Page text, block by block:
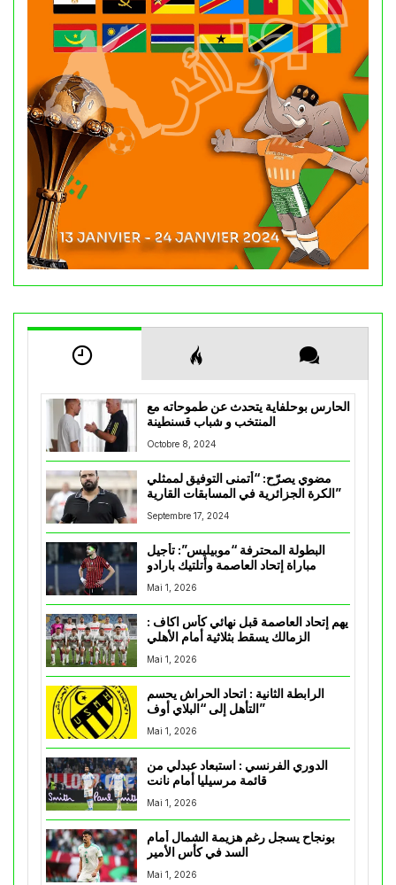
الحارس بوحلفاية يتحدث عن طموحاته مع
المنتخب و شباب قسنطينة
Octobre 8, 2024
مضوي يصرّح: “أتمنى التوفيق لممثلي
الكرة الجزائرية في المسابقات القارية”
Septembre 17, 2024
البطولة المحترفة “موبيليس”: تأجيل
مباراة إتحاد العاصمة وأتلتيك بارادو
Mai 1, 2026
يهم إتحاد العاصمة قبل نهائي كأس اكاف :
Mai 1, 2026
الرابطة الثانية : اتحاد الحراش يحسم
التأهل إلى “البلاي أوف”
Mai 1, 2026
الدوري الفرنسي : استبعاد عبدلي من
قائمة مرسيليا أمام نانت
Mai 1, 2026
بونجاح يسجل رغم هزيمة الشمال أمام
السد في كأس الأمير
Mai 1, 2026